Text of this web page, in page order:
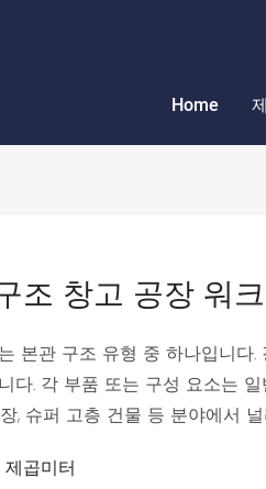
Home
조 창고 공장 워
본관 구조 유형 중 하나입니다
다. 각 부품 또는 구성 요소는
, 슈퍼 고층 건물 등 분야에서
곱미터